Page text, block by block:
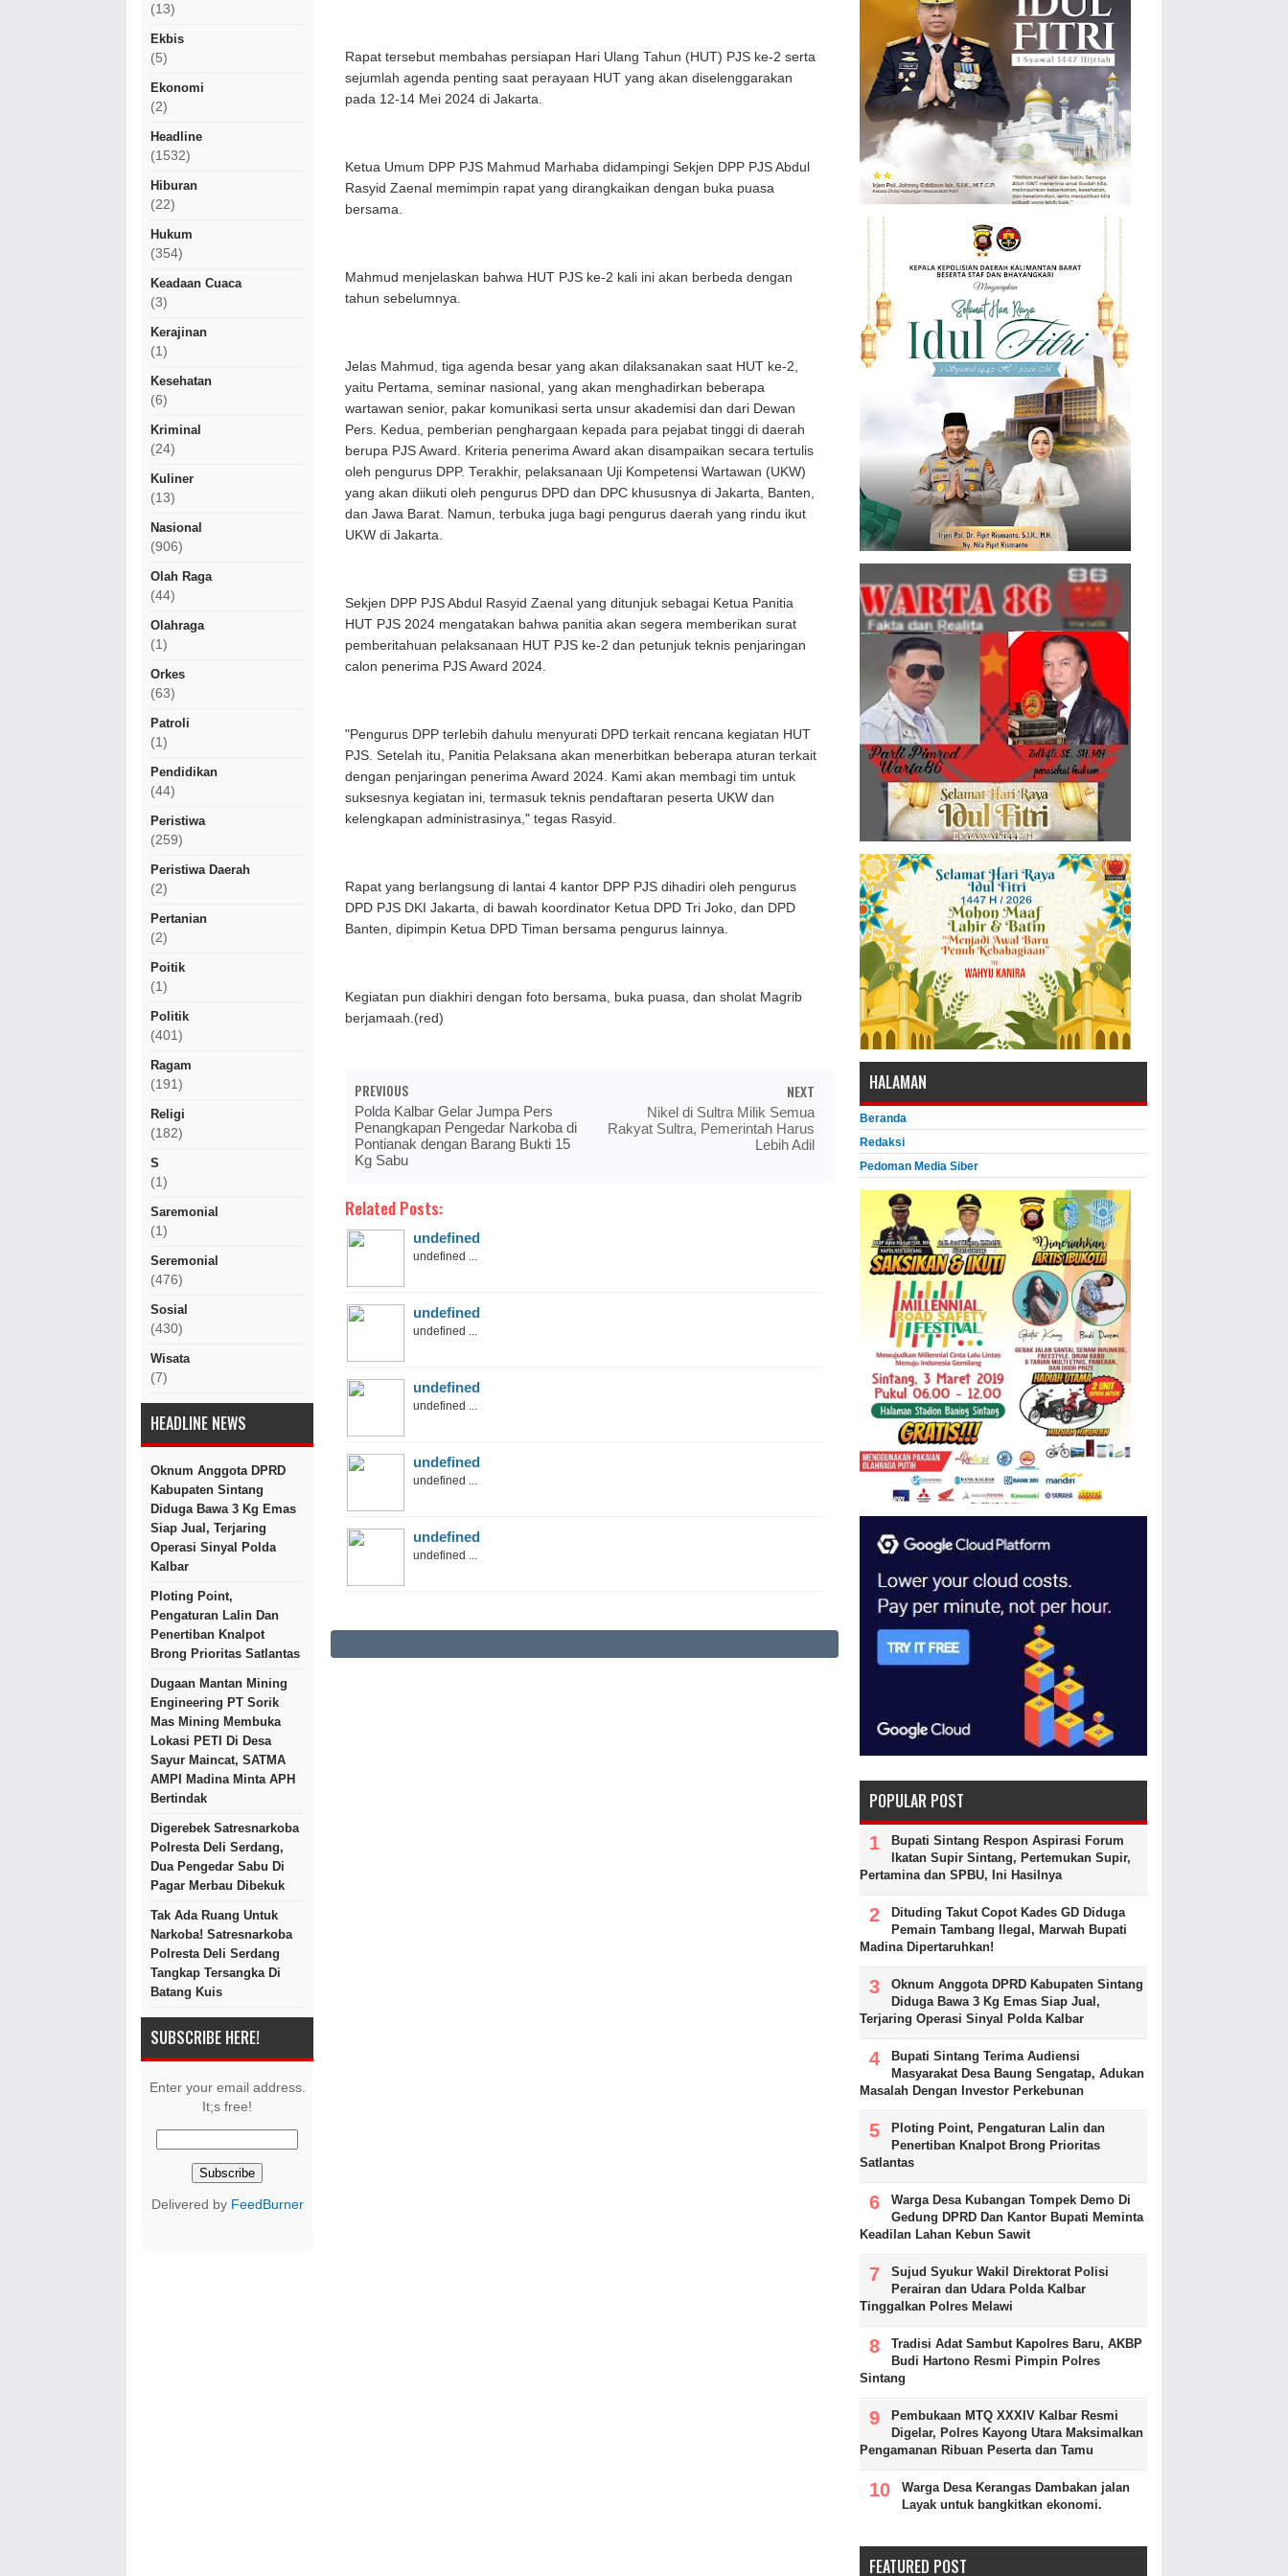
(13)
Ekbis
(5)
Ekonomi
(2)
Headline
(1532)
Hiburan
(22)
Hukum
(354)
Keadaan Cuaca
(3)
Kerajinan
(1)
Kesehatan
(6)
Kriminal
(24)
Kuliner
(13)
Nasional
(906)
Olah Raga
(44)
Olahraga
(1)
Orkes
(63)
Patroli
(1)
Pendidikan
(44)
Peristiwa
(259)
Peristiwa Daerah
(2)
Pertanian
(2)
Poitik
(1)
Politik
(401)
Ragam
(191)
Religi
(182)
S
(1)
Saremonial
(1)
Seremonial
(476)
Sosial
(430)
Wisata
(7)
HEADLINE NEWS
Oknum Anggota DPRD
Kabupaten Sintang
Diduga Bawa 3 Kg Emas
Siap Jual, Terjaring
Operasi Sinyal Polda
Kalbar
Ploting Point,
Pengaturan Lalin Dan
Penertiban Knalpot
Brong Prioritas Satlantas
Dugaan Mantan Mining
Engineering PT Sorik
Mas Mining Membuka
Lokasi PETI Di Desa
Sayur Maincat, SATMA
AMPI Madina Minta APH
Bertindak
Digerebek Satresnarkoba
Polresta Deli Serdang,
Dua Pengedar Sabu Di
Pagar Merbau Dibekuk
Tak Ada Ruang Untuk
Narkoba! Satresnarkoba
Polresta Deli Serdang
Tangkap Tersangka Di
Batang Kuis
SUBSCRIBE HERE!
Enter your email address.
It;s free!
Delivered by FeedBurner
Rapat tersebut membahas persiapan Hari Ulang Tahun (HUT) PJS ke-2 serta
sejumlah agenda penting saat perayaan HUT yang akan diselenggarakan
pada 12-14 Mei 2024 di Jakarta.
Ketua Umum DPP PJS Mahmud Marhaba didampingi Sekjen DPP PJS Abdul
Rasyid Zaenal memimpin rapat yang dirangkaikan dengan buka puasa
bersama.
Mahmud menjelaskan bahwa HUT PJS ke-2 kali ini akan berbeda dengan
tahun sebelumnya.
Jelas Mahmud, tiga agenda besar yang akan dilaksanakan saat HUT ke-2,
yaitu Pertama, seminar nasional, yang akan menghadirkan beberapa
wartawan senior, pakar komunikasi serta unsur akademisi dan dari Dewan
Pers. Kedua, pemberian penghargaan kepada para pejabat tinggi di daerah
berupa PJS Award. Kriteria penerima Award akan disampaikan secara tertulis
oleh pengurus DPP. Terakhir, pelaksanaan Uji Kompetensi Wartawan (UKW)
yang akan diikuti oleh pengurus DPD dan DPC khususnya di Jakarta, Banten,
dan Jawa Barat. Namun, terbuka juga bagi pengurus daerah yang rindu ikut
UKW di Jakarta.
Sekjen DPP PJS Abdul Rasyid Zaenal yang ditunjuk sebagai Ketua Panitia
HUT PJS 2024 mengatakan bahwa panitia akan segera memberikan surat
pemberitahuan pelaksanaan HUT PJS ke-2 dan petunjuk teknis penjaringan
calon penerima PJS Award 2024.
"Pengurus DPP terlebih dahulu menyurati DPD terkait rencana kegiatan HUT
PJS. Setelah itu, Panitia Pelaksana akan menerbitkan beberapa aturan terkait
dengan penjaringan penerima Award 2024. Kami akan membagi tim untuk
suksesnya kegiatan ini, termasuk teknis pendaftaran peserta UKW dan
kelengkapan administrasinya," tegas Rasyid.
Rapat yang berlangsung di lantai 4 kantor DPP PJS dihadiri oleh pengurus
DPD PJS DKI Jakarta, di bawah koordinator Ketua DPD Tri Joko, dan DPD
Banten, dipimpin Ketua DPD Timan bersama pengurus lainnya.
Kegiatan pun diakhiri dengan foto bersama, buka puasa, dan sholat Magrib
berjamaah.(red)
PREVIOUS
Polda Kalbar Gelar Jumpa Pers
Penangkapan Pengedar Narkoba di
Pontianak dengan Barang Bukti 15
Kg Sabu
NEXT
Nikel di Sultra Milik Semua
Rakyat Sultra, Pemerintah Harus
Lebih Adil
Related Posts:
undefined
undefined ...
undefined
undefined ...
undefined
undefined ...
undefined
undefined ...
undefined
undefined ...
HALAMAN
Beranda
Redaksi
Pedoman Media Siber
POPULAR POST
Bupati Sintang Respon Aspirasi Forum
Ikatan Supir Sintang, Pertemukan Supir,
Pertamina dan SPBU, Ini Hasilnya
Dituding Takut Copot Kades GD Diduga
Pemain Tambang Ilegal, Marwah Bupati
Madina Dipertaruhkan!
Oknum Anggota DPRD Kabupaten Sintang
Diduga Bawa 3 Kg Emas Siap Jual,
Terjaring Operasi Sinyal Polda Kalbar
Bupati Sintang Terima Audiensi
Masyarakat Desa Baung Sengatap, Adukan
Masalah Dengan Investor Perkebunan
Ploting Point, Pengaturan Lalin dan
Penertiban Knalpot Brong Prioritas
Satlantas
Warga Desa Kubangan Tompek Demo Di
Gedung DPRD Dan Kantor Bupati Meminta
Keadilan Lahan Kebun Sawit
Sujud Syukur Wakil Direktorat Polisi
Perairan dan Udara Polda Kalbar
Tinggalkan Polres Melawi
Tradisi Adat Sambut Kapolres Baru, AKBP
Budi Hartono Resmi Pimpin Polres
Sintang
Pembukaan MTQ XXXIV Kalbar Resmi
Digelar, Polres Kayong Utara Maksimalkan
Pengamanan Ribuan Peserta dan Tamu
Warga Desa Kerangas Dambakan jalan
Layak untuk bangkitkan ekonomi.
FEATURED POST